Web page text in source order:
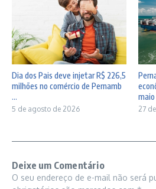
Dia dos Pais deve injetar R$ 226,5
milhões no comércio de Pernamb
...
5 de agosto de 2026
maio
27
Deixe um Comentário
O seu endereço de e-mail não será